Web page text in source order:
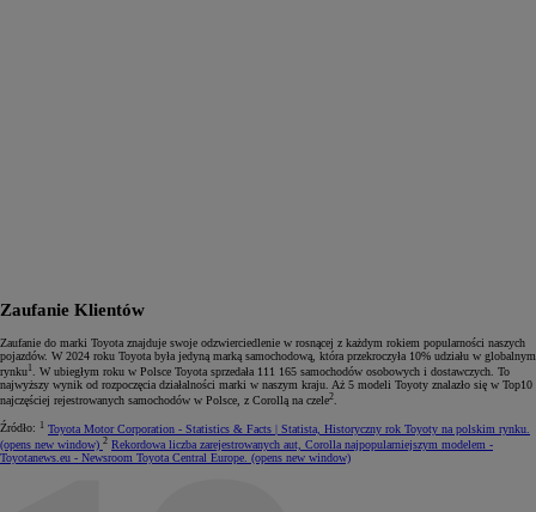
Zaufanie Klientów
Zaufanie do marki Toyota znajduje swoje odzwierciedlenie w rosnącej z każdym rokiem popularności naszych
pojazdów. W 2024 roku Toyota była jedyną marką samochodową, która przekroczyła 10% udziału w globalnym
rynku1
. W ubiegłym roku w Polsce Toyota sprzedała 111 165 samochodów osobowych i dostawczych. To
najwyższy wynik od rozpoczęcia działalności marki w naszym kraju. Aż 5 modeli Toyoty znalazło się w Top10
najczęściej rejestrowanych samochodów w Polsce, z Corollą na czele2.
Źródło: 1 Toyota Motor Corporation - Statistics & Facts | Statista, Historyczny rok Toyoty na polskim rynku.
(opens new window) 2 Rekordowa liczba zarejestrowanych aut, Corolla najpopularniejszym modelem -
Toyotanews.eu - Newsroom Toyota Central Europe. (opens new window)